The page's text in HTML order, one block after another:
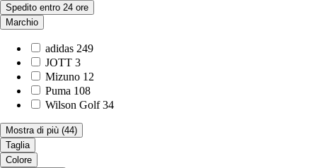
Spedito entro 24 ore
Marchio
adidas 249
JOTT 3
Mizuno 12
Puma 108
Wilson Golf 34
Mostra di più (44)
Taglia
Colore